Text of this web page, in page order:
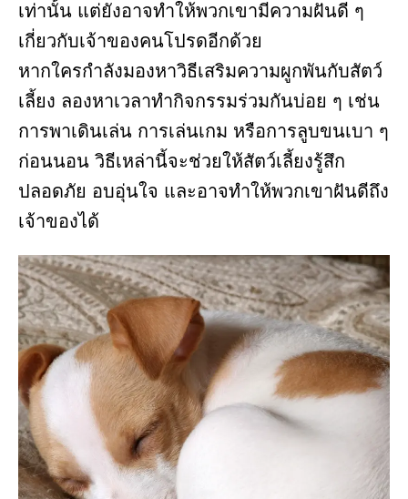
เท่านั้น แต่ยังอาจทำให้พวกเขามีความฝันดี ๆ
เกี่ยวกับเจ้าของคนโปรดอีกด้วย
หากใครกำลังมองหาวิธีเสริมความผูกพันกับสัตว์
เลี้ยง ลองหาเวลาทำกิจกรรมร่วมกันบ่อย ๆ เช่น
การพาเดินเล่น การเล่นเกม หรือการลูบขนเบา ๆ
ก่อนนอน วิธีเหล่านี้จะช่วยให้สัตว์เลี้ยงรู้สึก
ปลอดภัย อบอุ่นใจ และอาจทำให้พวกเขาฝันดีถึง
เจ้าของได้